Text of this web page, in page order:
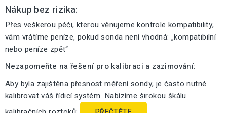
Nákup bez rizika:
Přes veškerou péči, kterou věnujeme kontrole kompatibility,
vám vrátíme peníze, pokud sonda není vhodná: „kompatibilní
nebo peníze zpět“
Nezapomeňte na řešení pro kalibraci a zazimování:
Aby byla zajištěna přesnost měření sondy, je často nutné
kalibrovat váš řídicí systém. Nabízíme širokou škálu